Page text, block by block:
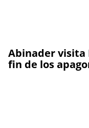
Abinader visita
fin de los